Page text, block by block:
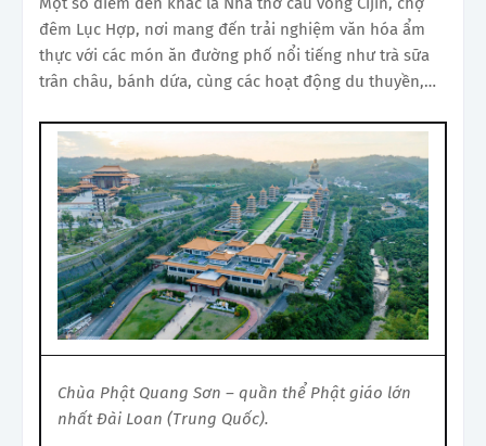
đêm Lục Hợp, nơi mang đến trải nghiệm văn hóa ẩm
thực với các món ăn đường phố nổi tiếng như trà sữa
trân châu, bánh dứa, cùng các hoạt động du thuyền,…
Chùa Phật Quang Sơn – quần thể Phật giáo lớn
nhất Đài Loan (Trung Quốc).